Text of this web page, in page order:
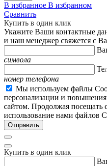
В избранное В избранном
Сравнить
Купить в один клик
Укажите Ваши контактные
и наш менеджер свяжется с
символа
номер телефона
Мы используем файлы
персонализации и
сайтом. Продолжая посещать
использование нами файлов
Купить в один клик